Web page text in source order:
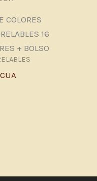
COLORES
16
+ BOLSO